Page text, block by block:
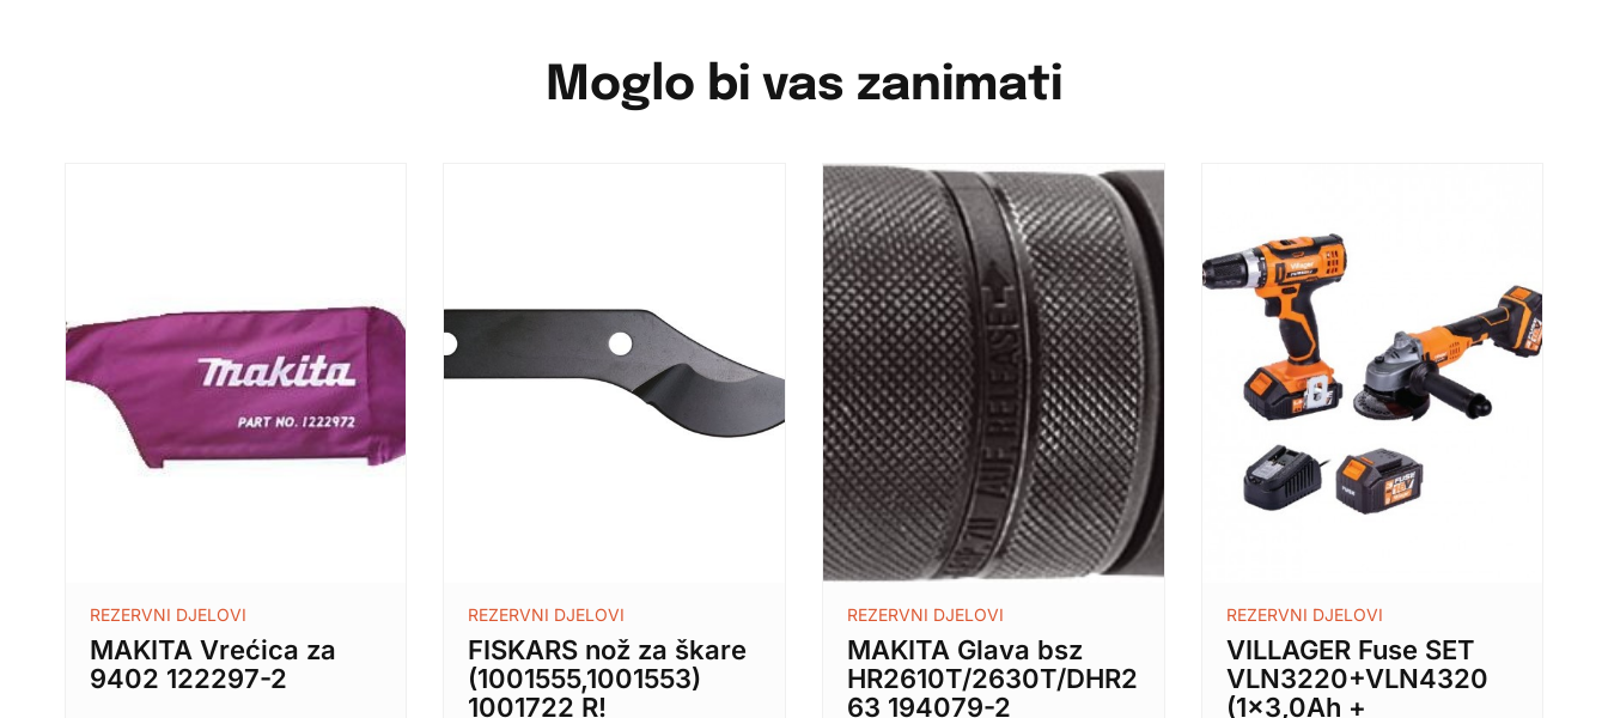
Moglo bi vas zanimati
REZERVNI DJELOVI
MAKITA Vrećica za
9402 122297-2
REZERVNI DJELOVI
FISKARS nož za škare
(1001555,1001553)
1001722 R!
REZERVNI DJELOVI
MAKITA Glava bsz
HR2610T/2630T/DHR2
63 194079-2
REZERVNI DJELOVI
VILLAGER Fuse SET
VLN3220+VLN4320
(1×3,0Ah +